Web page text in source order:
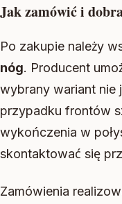
Jak zamówić i
Po zakupie należy
nóg. Producent
wybrany wariant nie
przypadku frontów
wykończenia w
skontaktować się
Zamówienia